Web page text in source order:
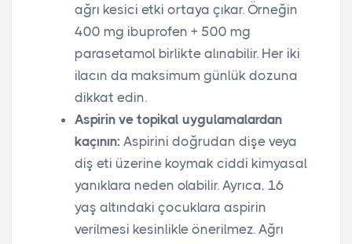
ağrı kesici etki ortaya çıkar. Örneğin
400 mg ibuprofen + 500 mg
parasetamol birlikte alınabilir. Her iki
ilacın da maksimum günlük dozuna
dikkat edin.
Aspirin ve topikal uygulamalardan
kaçının: Aspirini doğrudan dişe veya
diş eti üzerine koymak ciddi kimyasal
yanıklara neden olabilir. Ayrıca, 16
yaş altındaki çocuklara aspirin
verilmesi kesinlikle önerilmez. Ağrı